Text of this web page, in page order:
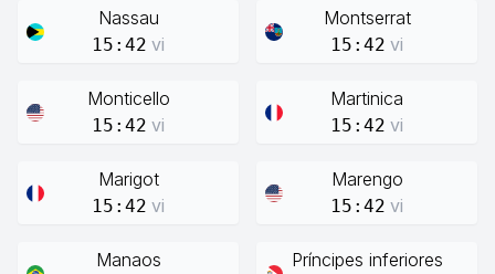
Nassau
15:42 vi
Montserrat
15:42 vi
Monticello
15:42 vi
Martinica
15:42 vi
Marigot
15:42 vi
Marengo
15:42 vi
Manaos Príncipes inferiores